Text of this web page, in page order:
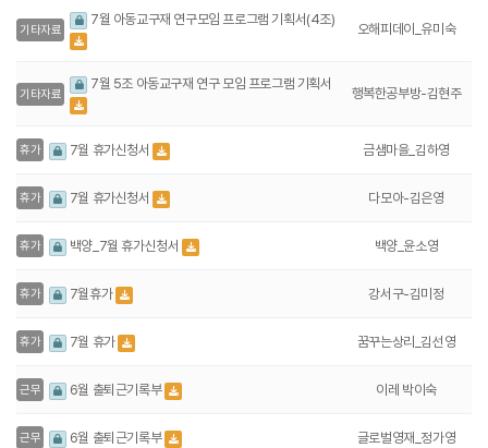
기타자료
7월 아동교구재 연구모임 프로그램 기획서(4조)
오해피데이_유미숙
기타자료
7월 5조 아동교구재 연구 모임 프로그램 기획서
행복한공부방-김현주
휴가 7월 휴가신청서 금샘마을_김하영
휴가 7월 휴가신청서 다모아-김은영
휴가 백양_7월 휴가신청서 백양_윤소영
휴가 7월휴가 강서구-김미정
휴가 7월 휴가 꿈꾸는상리_김선영
근무 6월 출퇴근기록부 이레 박이숙
근무 6월 출퇴근기록부 글로벌영재_정가영